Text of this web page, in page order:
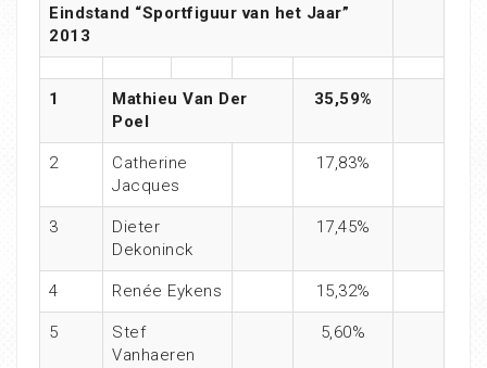
Eindstand “Sportfiguur van het Jaar”
2013
1
Mathieu Van Der
Poel
35,59%
2
Catherine
Jacques
17,83%
3
Dieter
Dekoninck
17,45%
4 Renée Eykens 15,32%
5
Stef
Vanhaeren
5,60%